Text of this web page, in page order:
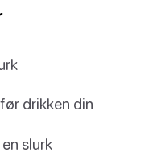
drikken din
slurk